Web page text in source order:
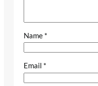
Name *
Email *